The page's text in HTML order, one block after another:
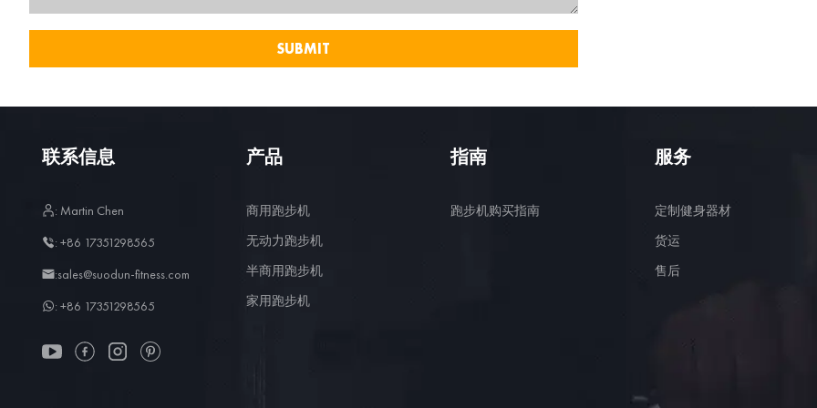
联系信息
: Martin Chen
: +86 17351298565
:sales@suodun-fitness.com
: +86 17351298565
产品
商用跑步机
无动力跑步机
半商用跑步机
家用跑步机
指南
跑步机购买指南
服务
定制健身器材
货运
售后